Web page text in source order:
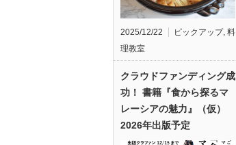
2025/12/22 ピックアップ, 料
理教室
クラウドファンディング成
功！ 書籍『食から探るマ
レーシアの魅力』（仮）
2026年出版予定